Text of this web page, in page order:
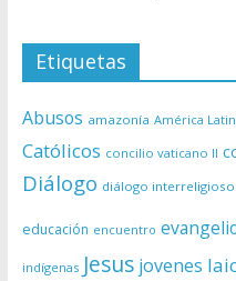
Etiquetas
Abusos amazonía América
Católicos concilio vaticano II
Diálogo diálogo interreligioso
educación encuentro
indígenas Jesus jovenes